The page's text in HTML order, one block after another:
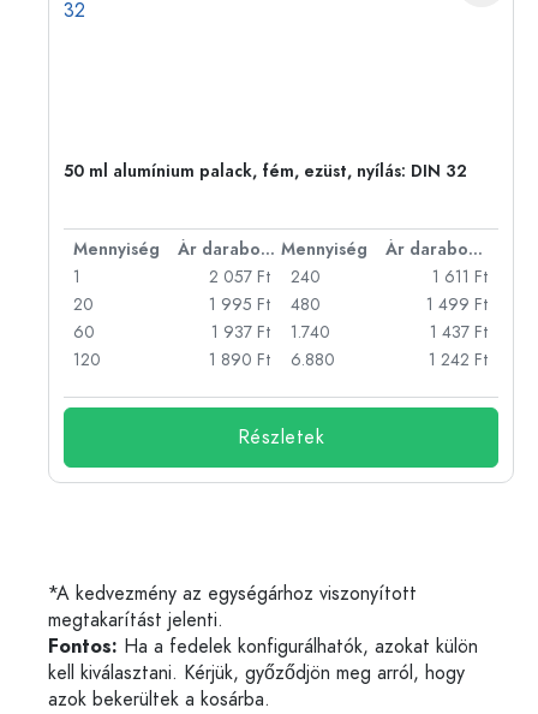
50 ml alumínium palack, fém, ezüst, nyílás: DIN 32
Mennyiség Ár darabonként Mennyiség
Ár darabonként
1
2 057 Ft
20
1 995 Ft
60
1 937 Ft
120
1 890 Ft
240
1 611 Ft
480
1 499 Ft
1.740
1 437 Ft
6.880
1 242 Ft
Részletek
*A kedvezmény az egységárhoz viszonyított
megtakarítást jelenti.
Fontos: Ha a fedelek konfigurálhatók, azokat külön
kell kiválasztani. Kérjük, győződjön meg arról, hogy
azok bekerültek a kosárba.